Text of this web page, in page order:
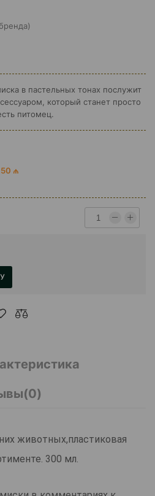
в пастельных тонах послужит
который станет просто
питомец.
₼
животных,пластиковая
300 мл.